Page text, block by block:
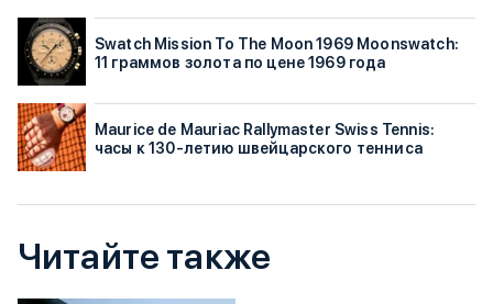
Swatch Mission To The Moon 1969 Moonswatch:
11 граммов золота по цене 1969 года
Maurice de Mauriac Rallymaster Swiss Tennis:
часы к 130-летию швейцарского тенниса
Читайте также